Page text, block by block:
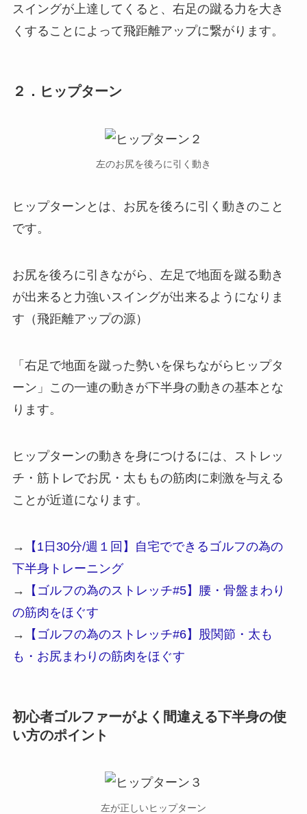
スイングが上達してくると、右足の蹴る力を大き
くすることによって飛距離アップに繋がります。
２．ヒップターン
左のお尻を後ろに引く動き
ヒップターンとは、お尻を後ろに引く動きのこと
です。
お尻を後ろに引きながら、左足で地面を蹴る動き
が出来ると力強いスイングが出来るようになりま
す（飛距離アップの源）
「 右足で地面を蹴った勢いを保ちながらヒップタ
ーン 」この一連の動きが下半身の動きの基本とな
ります。
ヒップターンの動きを身につけるには、ストレッ
チ・筋トレでお尻・太ももの筋肉に刺激を与える
ことが近道になります。
→
【1日30分/週１回】自宅でできるゴルフの為の
下半身トレーニング
→
【ゴルフの為のストレッチ#5】腰・骨盤まわり
の筋肉をほぐす
→
【ゴルフの為のストレッチ#6】股関節・太も
も・お尻まわりの筋肉をほぐす
初心者ゴルファーがよく間違える下半身の使
い方のポイント
左が正しいヒップターン